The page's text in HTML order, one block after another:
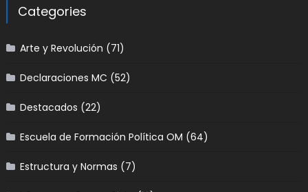
Categories
Arte y Revolución (71)
Declaraciones MC (52)
Destacados (22)
Escuela de Formación Política OM (64)
Estructura y Normas (7)